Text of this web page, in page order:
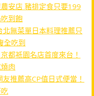
農安店 豬排定食只要199
到飽
北無菜單日本料理推薦只
全吃到
都祇園名店首度來台！
肉
推薦高CP值日式便當！